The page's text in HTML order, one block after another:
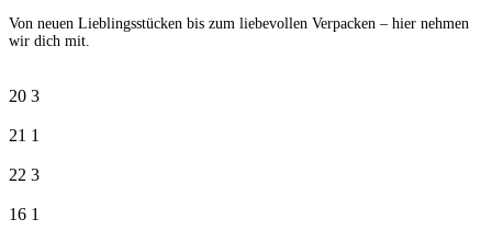
Von neuen Lieblingsstücken bis zum liebevollen Verpacken – hier nehmen
wir dich mit.
20 3
21 1
22 3
16 1